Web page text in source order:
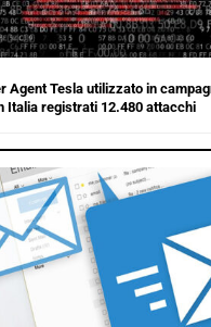
Agent Tesla utilizzato in
Italia registrati 12.480 attacchi